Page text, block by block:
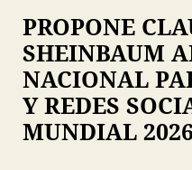
PROPONE
SHEINBAUM
NACIONAL
Y REDES
MUNDIAL 2026